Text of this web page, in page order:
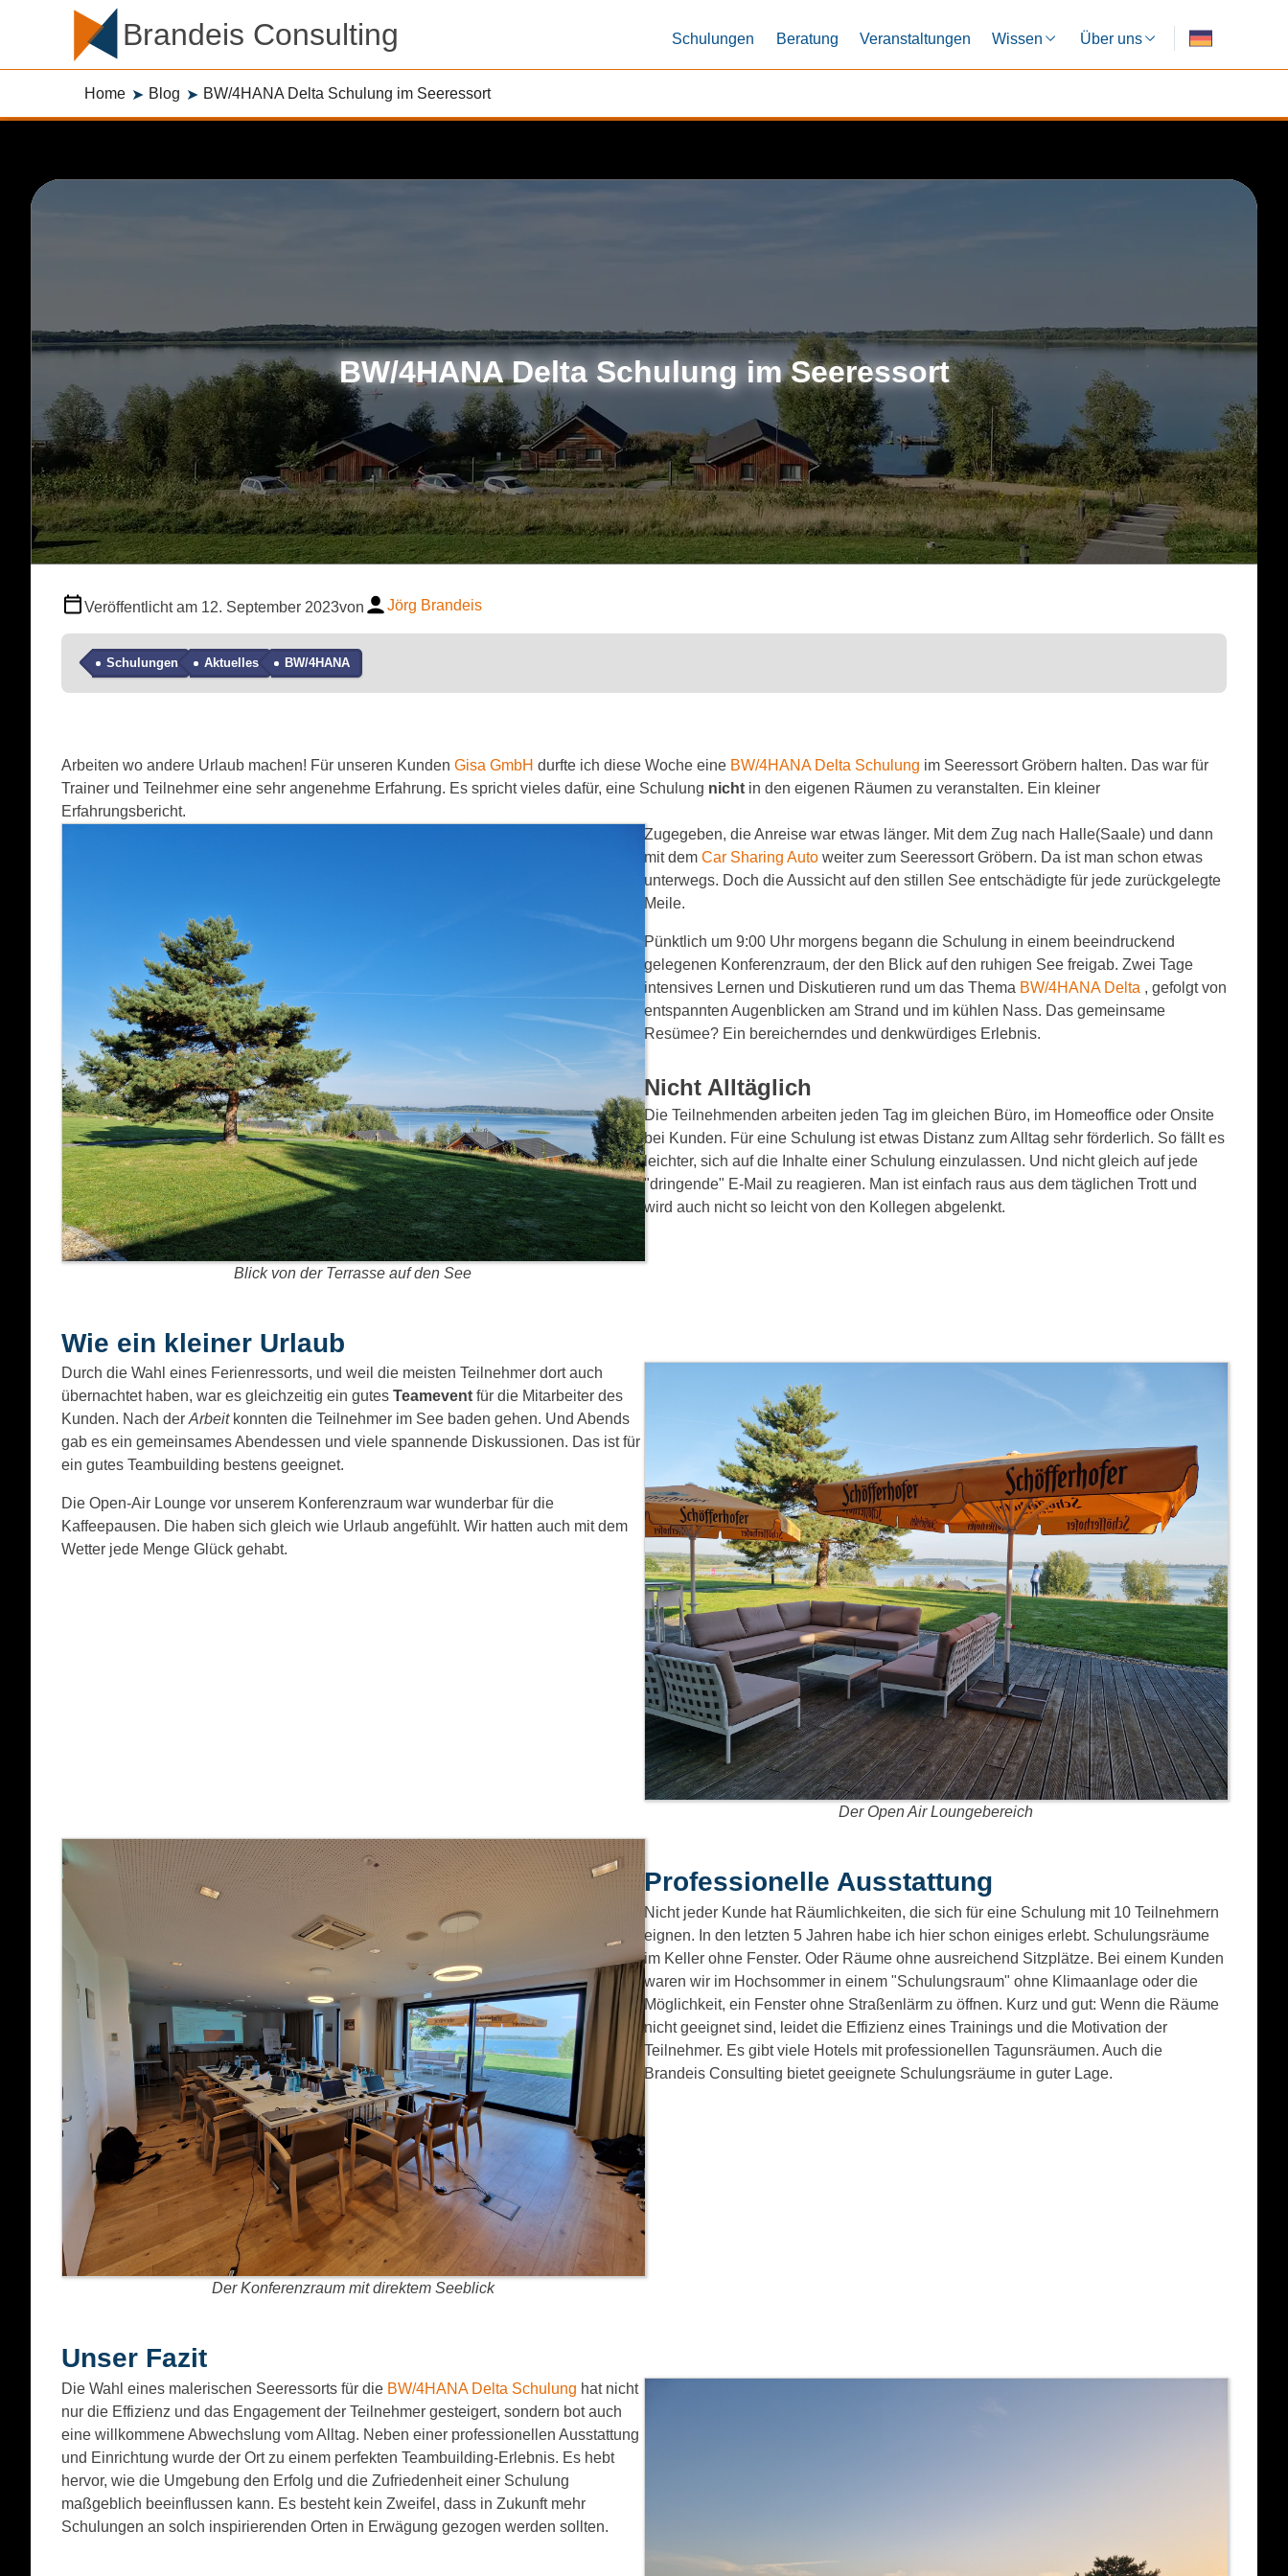
Brandeis Consulting Schulungen Beratung Veranstaltungen Wissen Über uns
Home ➤ Blog ➤ BW/4HANA Delta Schulung im Seeressort
BW/4HANA Delta Schulung im Seeressort
Veröffentlicht am 12. September 2023von Jörg Brandeis
Schulungen Aktuelles BW/4HANA
Arbeiten wo andere Urlaub machen! Für unseren Kunden Gisa GmbH durfte ich diese Woche eine BW/4HANA Delta Schulung im Seeressort Gröbern halten. Das war für
Trainer und Teilnehmer eine sehr angenehme Erfahrung. Es spricht vieles dafür, eine Schulung nicht in den eigenen Räumen zu veranstalten. Ein kleiner
Erfahrungsbericht.
Blick von der Terrasse auf den See
Zugegeben, die Anreise war etwas länger. Mit dem Zug nach Halle(Saale) und dann
mit dem Car Sharing Auto weiter zum Seeressort Gröbern. Da ist man schon etwas
unterwegs. Doch die Aussicht auf den stillen See entschädigte für jede zurückgelegte
Meile.
Pünktlich um 9:00 Uhr morgens begann die Schulung in einem beeindruckend
gelegenen Konferenzraum, der den Blick auf den ruhigen See freigab. Zwei Tage
intensives Lernen und Diskutieren rund um das Thema BW/4HANA Delta , gefolgt von
entspannten Augenblicken am Strand und im kühlen Nass. Das gemeinsame
Resümee? Ein bereicherndes und denkwürdiges Erlebnis.
Nicht Alltäglich
Die Teilnehmenden arbeiten jeden Tag im gleichen Büro, im Homeoffice oder Onsite
bei Kunden. Für eine Schulung ist etwas Distanz zum Alltag sehr förderlich. So fällt es
leichter, sich auf die Inhalte einer Schulung einzulassen. Und nicht gleich auf jede
"dringende" E-Mail zu reagieren. Man ist einfach raus aus dem täglichen Trott und
wird auch nicht so leicht von den Kollegen abgelenkt.
Wie ein kleiner Urlaub
Durch die Wahl eines Ferienressorts, und weil die meisten Teilnehmer dort auch
übernachtet haben, war es gleichzeitig ein gutes Teamevent für die Mitarbeiter des
Kunden. Nach der Arbeitkonnten die Teilnehmer im See baden gehen. Und Abends
gab es ein gemeinsames Abendessen und viele spannende Diskussionen. Das ist für
ein gutes Teambuilding bestens geeignet.
Die Open-Air Lounge vor unserem Konferenzraum war wunderbar für die
Kaffeepausen. Die haben sich gleich wie Urlaub angefühlt. Wir hatten auch mit dem
Wetter jede Menge Glück gehabt.
Der Open Air Loungebereich
Der Konferenzraum mit direktem Seeblick
Professionelle Ausstattung
Nicht jeder Kunde hat Räumlichkeiten, die sich für eine Schulung mit 10 Teilnehmern
eignen. In den letzten 5 Jahren habe ich hier schon einiges erlebt. Schulungsräume
im Keller ohne Fenster. Oder Räume ohne ausreichend Sitzplätze. Bei einem Kunden
waren wir im Hochsommer in einem "Schulungsraum" ohne Klimaanlage oder die
Möglichkeit, ein Fenster ohne Straßenlärm zu öffnen. Kurz und gut: Wenn die Räume
nicht geeignet sind, leidet die Effizienz eines Trainings und die Motivation der
Teilnehmer. Es gibt viele Hotels mit professionellen Tagunsräumen. Auch die
Brandeis Consulting bietet geeignete Schulungsräume in guter Lage.
Unser Fazit
Die Wahl eines malerischen Seeressorts für die BW/4HANA Delta Schulung hat nicht
nur die Effizienz und das Engagement der Teilnehmer gesteigert, sondern bot auch
eine willkommene Abwechslung vom Alltag. Neben einer professionellen Ausstattung
und Einrichtung wurde der Ort zu einem perfekten Teambuilding-Erlebnis. Es hebt
hervor, wie die Umgebung den Erfolg und die Zufriedenheit einer Schulung
maßgeblich beeinflussen kann. Es besteht kein Zweifel, dass in Zukunft mehr
Schulungen an solch inspirierenden Orten in Erwägung gezogen werden sollten.